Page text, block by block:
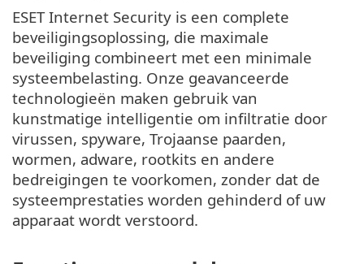
ESET Internet Security is een complete
beveiligingsoplossing, die maximale
beveiliging combineert met een minimale
systeembelasting. Onze geavanceerde
technologieën maken gebruik van
kunstmatige intelligentie om infiltratie door
virussen, spyware, Trojaanse paarden,
wormen, adware, rootkits en andere
bedreigingen te voorkomen, zonder dat de
systeemprestaties worden gehinderd of uw
apparaat wordt verstoord.